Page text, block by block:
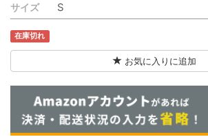
サイズ
在庫切れ
お気に入りに追加